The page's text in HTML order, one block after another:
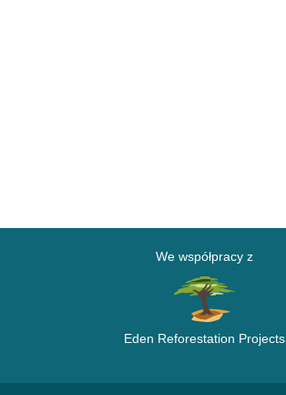
We współpracy z
Eden Reforestation Projects